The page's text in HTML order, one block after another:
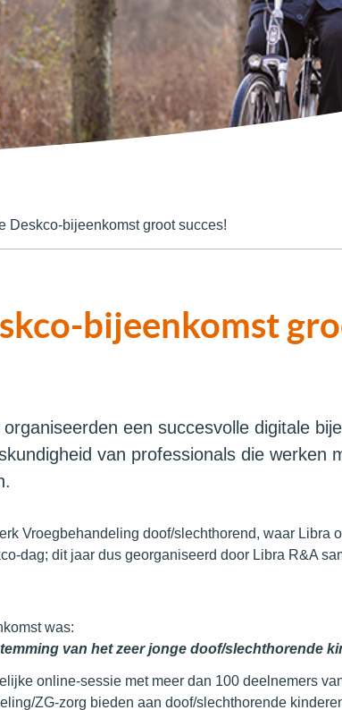
Deskco-bijeenkomst groot succes!
bijeenkomst
een succesvolle digitale
van professionals die werken
Vroegbehandeling doof/slechthorend, waar Libra
dag; dit jaar dus georganiseerd door Libra R&A
was:
van het zeer jonge doof/slechthorende
online-sessie met meer dan 100 deelnemers
ZG-zorg bieden aan doof/slechthorende